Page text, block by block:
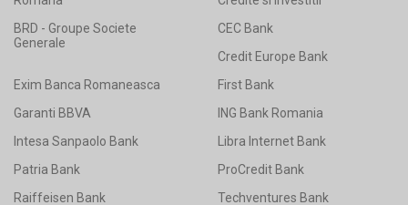
BRD - Groupe Societe
Generale
CEC Bank
Credit Europe Bank
Exim Banca Romaneasca
First Bank
Garanti BBVA
ING Bank Romania
Intesa Sanpaolo Bank
Libra Internet Bank
Patria Bank
ProCredit Bank
Raiffeisen Bank
Techventures Bank